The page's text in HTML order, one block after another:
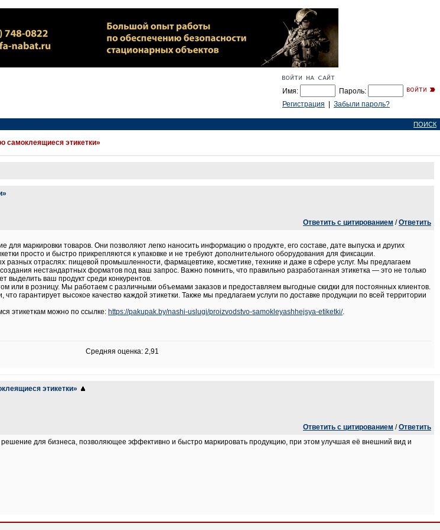
Имя:
Пароль:
Регистрация
Забыли пароль?
ПОИСК
самоклеящиеся этикетки»
Ответить с цитированием /Ответить
маркировки товаров. Они позволяют легко наносить информацию о продукте, его составе, дате выпуска и других
просто и быстро прикрепляются к упаковке и не требуют дополнительного оборудования для фиксации.
разных отраслях: пищевой промышленности, фармацевтике, косметике, технике и даже в сфере услуг. Мы предлагаем
нестандартных форматов под ваш запрос. Важно помнить, что правильно разработанная этикетка — это не только
выделить ваш продукт среди конкурентов.
или в розницу. Мы работаем с различными объемами заказов и предоставляем выгодные скидки для постоянных клиентов.
гарантирует высокое качество каждой этикетки. Также мы предлагаем услуги по доставке продукции по всей территории
этикеткам можно по ссылке: https://pakupak.by/nashi-uslugi/proizvodstvo-samokleyashhejsya-etiketki/.
Средняя оценка: 2,91
этикетки»
Ответить с цитированием /Ответить
для бизнеса, позволяющее эффективно и быстро маркировать продукцию, при этом улучшая её внешний вид и